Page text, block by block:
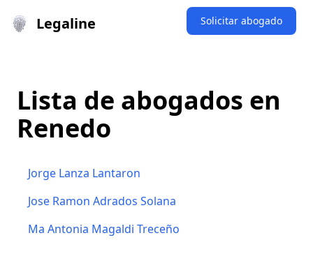
Legaline Solicitar abogado
Lista de abogados en
Renedo
Jorge Lanza Lantaron
Jose Ramon Adrados Solana
Ma Antonia Magaldi Treceño